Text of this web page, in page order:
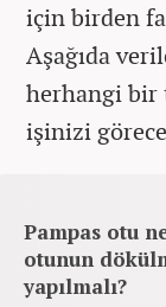
için birden
Aşağıda
herhangi bir
işinizi
Pampas otu
otunun
yapılmalı?